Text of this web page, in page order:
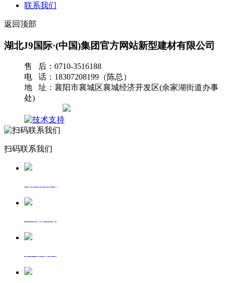
联系我们
返回顶部
湖北J9国际·(中国)集团官方网站新型建材有限公司
售 后：0710-3516188
电 话：18307208199（陈总）
地 址：襄阳市襄城区襄城经济开发区(余家湖街道办事
处)
扫码联系我们